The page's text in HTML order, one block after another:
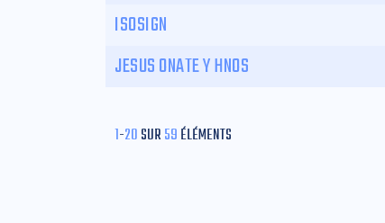
ISOSIGN
JESUS ONATE Y HNOS
1-20SUR59ÉLÉMENTS